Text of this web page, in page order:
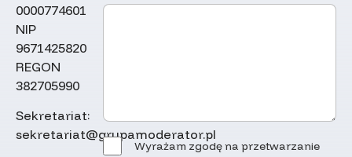
0000774601
NIP
9671425820
REGON
382705990
Sekretariat:
sekretariat@grupamoderator.pl
Wyrażam zgodę na przetwarzanie